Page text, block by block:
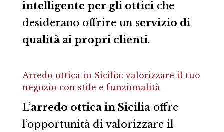
intelligente per gli otticiche
desiderano offrire un servizio di
qualità ai propri clienti.
Arredo ottica in Sicilia: valorizzare il tuo
negozio con stile e funzionalità
L’arredo ottica in Siciliaoffre
l’opportunità di valorizzare il